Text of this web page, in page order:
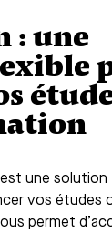
: une
une solution
vos études
permet